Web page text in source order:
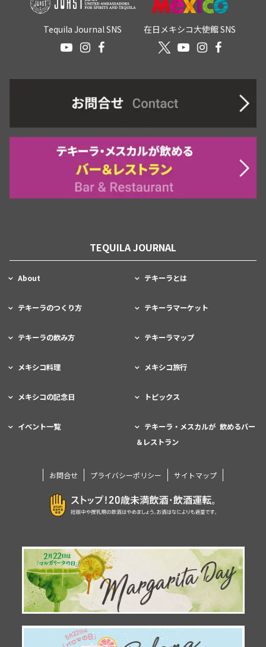
Tequila Journal SNS 在日メキシコ大使館 SNS
TEQUILA JOURNAL
About テキーラとは
テキーラのつくり方 テキーラマーケット
テキーラの飲み方 テキーラマップ
メキシコ料理 メキシコ旅行
メキシコの記念日 トピックス
イベント一覧
テキーラ・メスカルが 飲めるバー
＆レストラン
お問合せ プライバシーポリシー サイトマップ